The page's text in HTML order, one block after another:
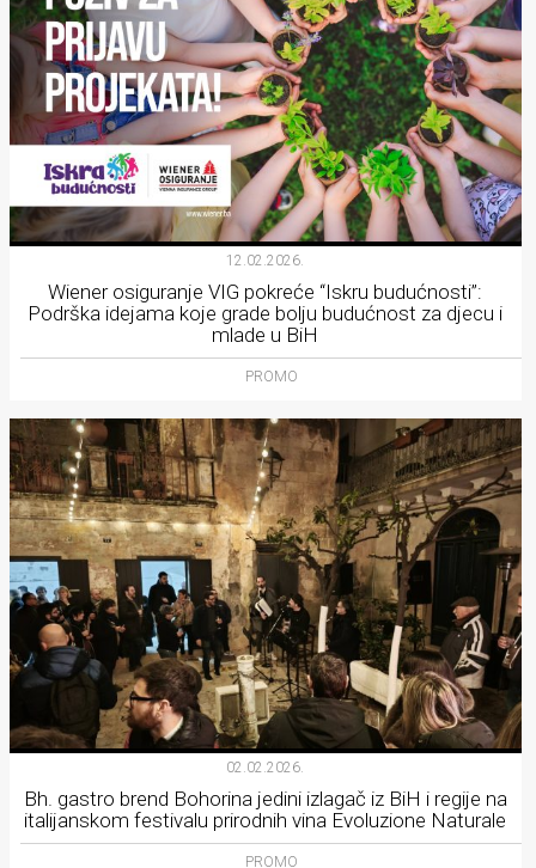
12.02.2026.
Wiener osiguranje VIG pokreće “Iskru budućnosti”:
Podrška idejama koje grade bolju budućnost za djecu i
mlade u BiH
PROMO
02.02.2026.
Bh. gastro brend Bohorina jedini izlagač iz BiH i regije na
italijanskom festivalu prirodnih vina Evoluzione Naturale
PROMO